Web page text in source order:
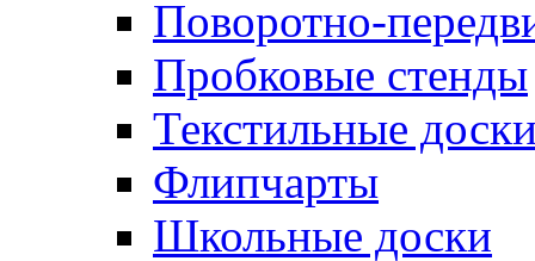
Поворотно-
Пробковые стенды
Текстильные
Флипчарты
Школьные доски